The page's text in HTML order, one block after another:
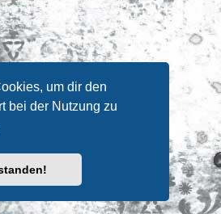
um dir den
bei der Nutzung zu